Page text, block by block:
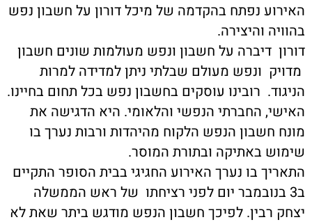
האירוע נפתח בהקדמה של מיכל דורון על חשבון נפש
בהוויה והיצירה.
דורון דיברה על חשבון ונפש מעולמות שונים חשבון
מדויק ונפש מעולם שבלתי ניתן למדידה למרות
הניגוד. רובינו עוסקים בחשבון נפש בכל תחום בחיינו.
האישי, החברתי הנפשי והלאומי. היא הדגישה את
מונח חשבון הנפש הלקוח מהיהדות ורבות נערך בו
שימוש באתיקה ובתורת המוסר.
התאריך בו נערך האירוע החגיגי בבית הסופר התקיים
ב3 בנובמבר יום לפני רציחתו של ראש הממשלה
יצחק רבין. לפיכך חשבון הנפש מודגש ביתר שאת לא